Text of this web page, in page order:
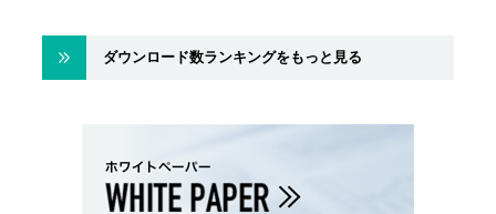
ダウンロード数ランキングをもっと見る